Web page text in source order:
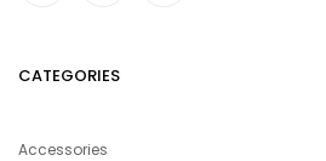
CATEGORIES
Accessories